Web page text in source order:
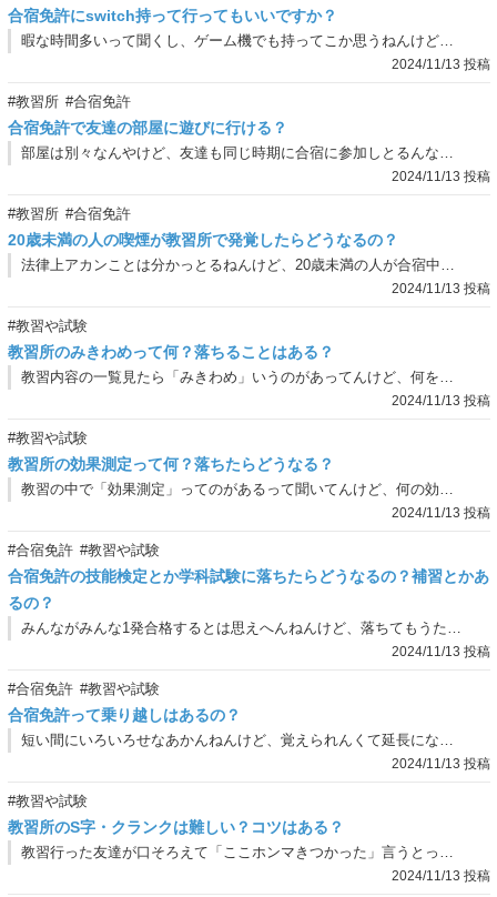
合宿免許にswitch持って行ってもいいですか？
暇な時間多いって聞くし、ゲーム機でも持ってこか思うねんけど、大丈夫やろか。
2024/11/13 投稿
#教習所 #合宿免許
合宿免許で友達の部屋に遊びに行ける？
部屋は別々なんやけど、友達も同じ時期に合宿に参加しとるんなら部屋に遊び行っても大丈夫なん？
2024/11/13 投稿
#教習所 #合宿免許
20歳未満の人の喫煙が教習所で発覚したらどうなるの？
法律上アカンことは分かっとるねんけど、20歳未満の人が合宿中にタバコ吸っとんのバレたらどないなんの？
2024/11/13 投稿
#教習や試験
教習所のみきわめって何？落ちることはある？
教習内容の一覧見たら「みきわめ」いうのがあってんけど、何を見極めるん？
2024/11/13 投稿
#教習や試験
教習所の効果測定って何？落ちたらどうなる？
教習の中で「効果測定」ってのがあるって聞いてんけど、何の効果を測るん？
2024/11/13 投稿
#合宿免許 #教習や試験
合宿免許の技能検定とか学科試験に落ちたらどうなるの？補習とかあ
るの？
みんながみんな1発合格するとは思えへんねんけど、落ちてもうたら延期になるん？
2024/11/13 投稿
#合宿免許 #教習や試験
合宿免許って乗り越しはあるの？
短い間にいろいろせなあかんねんけど、覚えられんくて延長になったりとかあるんかな。
2024/11/13 投稿
#教習や試験
教習所のS字・クランクは難しい？コツはある？
教習行った友達が口そろえて「ここホンマきつかった」言うとったけどホンマなん？どうしたらええん？
2024/11/13 投稿